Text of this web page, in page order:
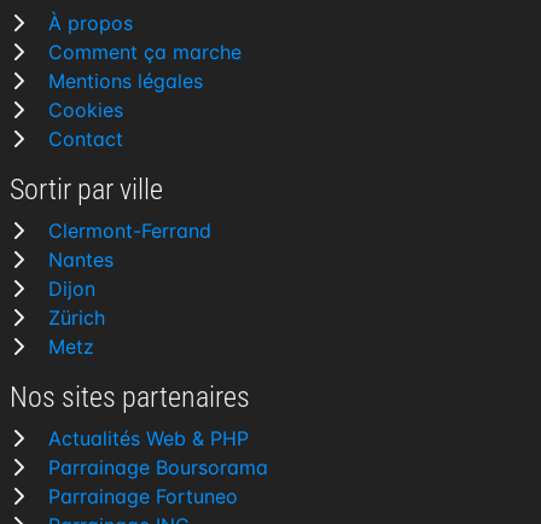
À propos
Comment ça marche
Mentions légales
Cookies
Contact
Sortir par ville
Clermont-Ferrand
Nantes
Dijon
Zürich
Metz
Nos sites partenaires
Actualités Web & PHP
Parrainage Boursorama
Parrainage Fortuneo